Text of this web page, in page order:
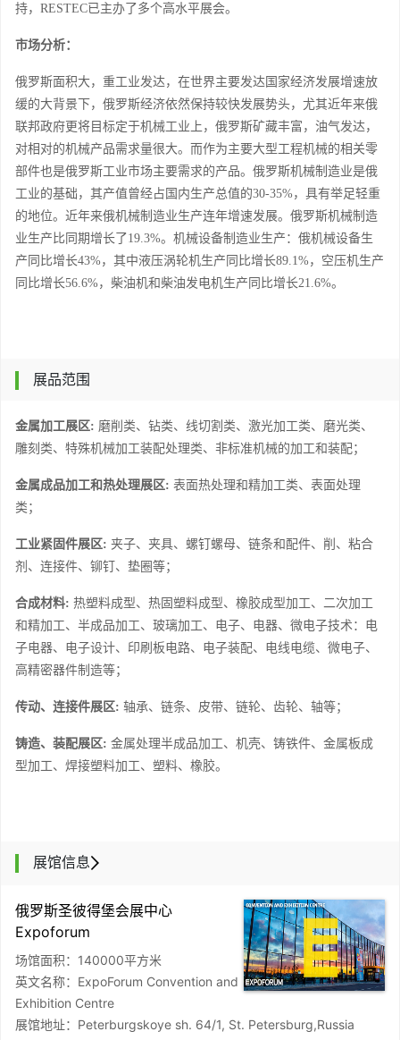
持，RESTEC已主办了多个高水平展会。
市场分析：
俄罗斯面积大，重工业发达，在世界主要发达国家经济发展增速放
缓的大背景下，俄罗斯经济依然保持较快发展势头，尤其近年来俄
联邦政府更将目标定于机械工业上，俄罗斯矿藏丰富，油气发达，
对相对的机械产品需求量很大。而作为主要大型工程机械的相关零
部件也是俄罗斯工业市场主要需求的产品。俄罗斯机械制造业是俄
工业的基础，其产值曾经占国内生产总值的30-35%，具有举足轻重
的地位。近年来俄机械制造业生产连年增速发展。俄罗斯机械制造
业生产比同期增长了19.3%。机械设备制造业生产：俄机械设备生
产同比增长43%，其中液压涡轮机生产同比增长89.1%，空压机生产
同比增长56.6%，柴油机和柴油发电机生产同比增长21.6%。
展品范围
金属加工展区: 磨削类、钻类、线切割类、激光加工类、磨光类、
雕刻类、特殊机械加工装配处理类、非标准机械的加工和装配；
金属成品加工和热处理展区: 表面热处理和精加工类、表面处理
类 ；
工业紧固件展区: 夹子、夹具、螺钉螺母、链条和配件、削、粘合
剂、连接件、铆钉、垫圈等；
合成材料: 热塑料成型、热固塑料成型、橡胶成型加工、二次加工
和精加工、半成品加工、玻璃加工、电子、电器、微电子技术：电
子电器、电子设计、印刷板电路、电子装配、电线电缆、微电子、
高精密器件制造等；
传动、连接件展区: 轴承、链条、皮带、链轮、齿轮、轴等；
铸造、装配展区: 金属处理半成品加工、机壳、铸铁件、金属板成
型加工、焊接塑料加工、塑料、橡胶。
展馆信息
俄罗斯圣彼得堡会展中心
Expoforum
场馆面积：140000平方米
英文名称：ExpoForum Convention and
Exhibition Centre
展馆地址：Peterburgskoye sh. 64/1, St. Petersburg,Russia